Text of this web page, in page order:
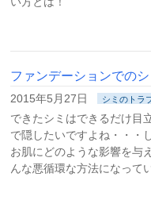
ファンデーションでの
2015年5月27日 シミのトラ
できたシミはできるだけ目
で隠したいですよね・・・
お肌にどのような影響を与
んな悪循環な方法になって